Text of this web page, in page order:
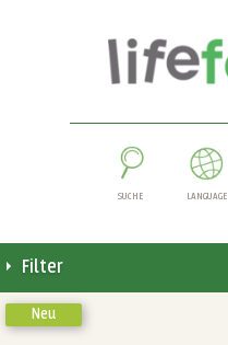
SUCHE LANGUAGE
Filter
Neu